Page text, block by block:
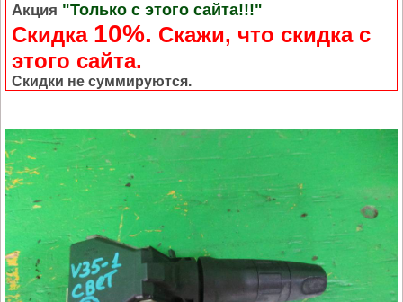
Акция "Только с этого сайта!!!"
Скидка 10%. Cкажи, что скидка с
этого сайта.
Скидки не суммируются.